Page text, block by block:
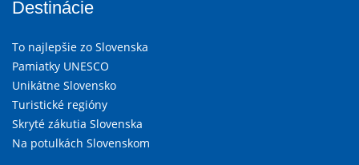
Destinácie
To najlepšie zo Slovenska
Pamiatky UNESCO
Unikátne Slovensko
Turistické regióny
Skryté zákutia Slovenska
Na potulkách Slovenskom